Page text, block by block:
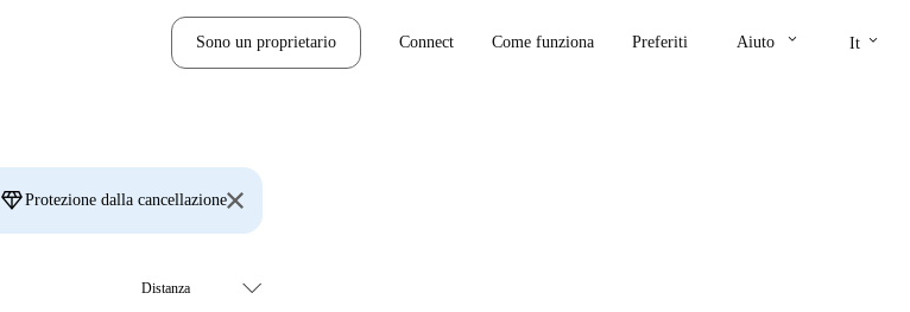
Sono un proprietario Connect Come funziona Preferiti Aiuto keyboard_arrow_down It keyboard_arrow_down
diamondProtezione dalla cancellazione